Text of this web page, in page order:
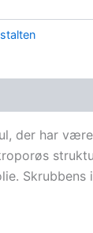
der har
Skrubbens